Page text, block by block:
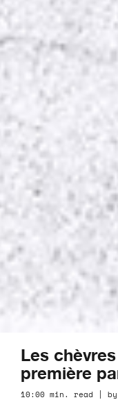
Les
première
10:00 min. read |